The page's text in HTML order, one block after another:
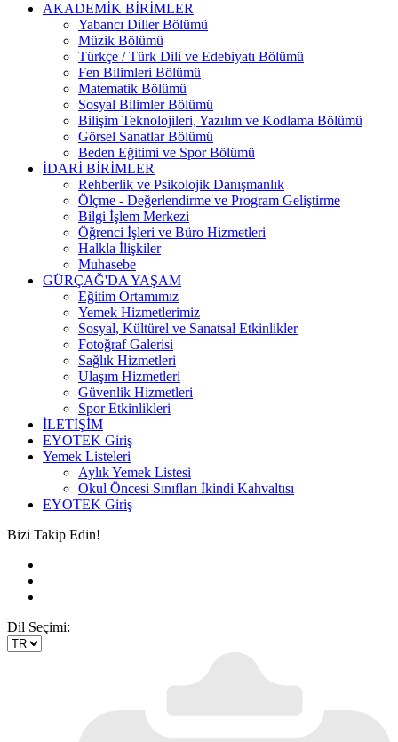
AKADEMİK BİRİMLER
Yabancı Diller Bölümü
Müzik Bölümü
Türkçe / Türk Dili ve Edebiyatı Bölümü
Fen Bilimleri Bölümü
Matematik Bölümü
Sosyal Bilimler Bölümü
Bilişim Teknolojileri, Yazılım ve Kodlama Bölümü
Görsel Sanatlar Bölümü
Beden Eğitimi ve Spor Bölümü
İDARİ BİRİMLER
Rehberlik ve Psikolojik Danışmanlık
Ölçme - Değerlendirme ve Program Geliştirme
Bilgi İşlem Merkezi
Öğrenci İşleri ve Büro Hizmetleri
Halkla İlişkiler
Muhasebe
GÜRÇAĞ'DA YAŞAM
Eğitim Ortamımız
Yemek Hizmetlerimiz
Sosyal, Kültürel ve Sanatsal Etkinlikler
Fotoğraf Galerisi
Sağlık Hizmetleri
Ulaşım Hizmetleri
Güvenlik Hizmetleri
Spor Etkinlikleri
İLETİŞİM
EYOTEK Giriş
Yemek Listeleri
Aylık Yemek Listesi
Okul Öncesi Sınıfları İkindi Kahvaltısı
EYOTEK Giriş
Bizi Takip Edin!
Dil Seçimi: